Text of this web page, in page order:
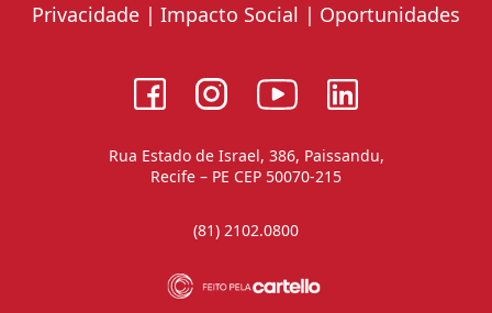
Privacidade
Impacto Social Oportunidades
Rua Estado de Israel, 386, Paissandu,
Recife – PE CEP 50070-215
(81) 2102.0800